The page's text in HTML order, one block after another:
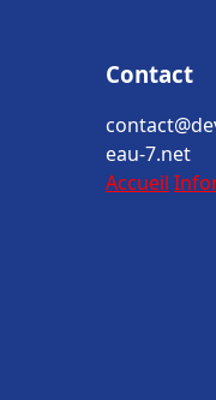
Contact
eau-7.net
Accueil